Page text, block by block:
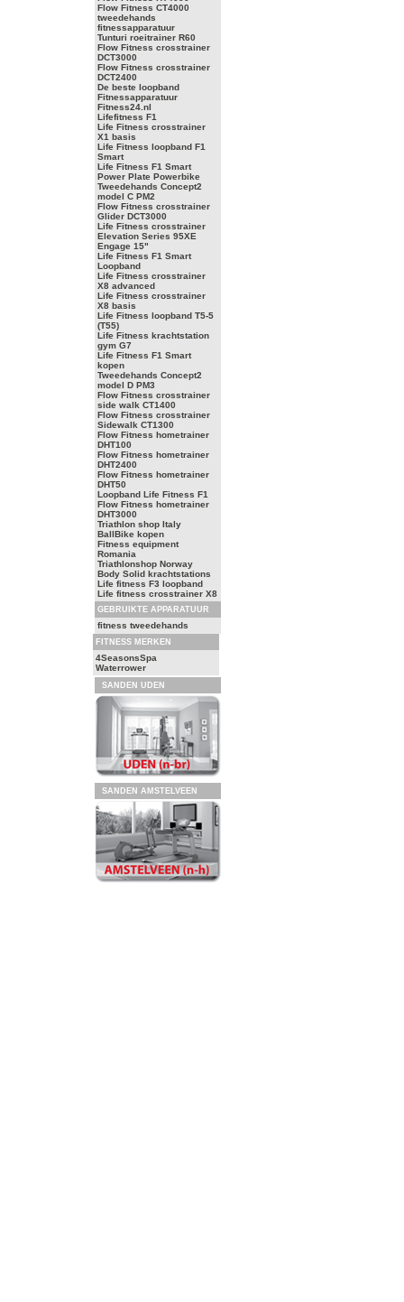
Flow Fitness CT4000
tweedehands
fitnessapparatuur
Tunturi roeitrainer R60
Flow Fitness crosstrainer
DCT3000
Flow Fitness crosstrainer
DCT2400
De beste loopband
Fitnessapparatuur
Fitness24.nl
Lifefitness F1
Life Fitness crosstrainer
X1 basis
Life Fitness loopband F1
Smart
Life Fitness F1 Smart
Power Plate Powerbike
Tweedehands Concept2
model C PM2
Flow Fitness crosstrainer
Glider DCT3000
Life Fitness crosstrainer
Elevation Series 95XE
Engage 15"
Life Fitness F1 Smart
Loopband
Life Fitness crosstrainer
X8 advanced
Life Fitness crosstrainer
X8 basis
Life Fitness loopband T5-5
(T55)
Life Fitness krachtstation
gym G7
Life Fitness F1 Smart
kopen
Tweedehands Concept2
model D PM3
Flow Fitness crosstrainer
side walk CT1400
Flow Fitness crosstrainer
Sidewalk CT1300
Flow Fitness hometrainer
DHT100
Flow Fitness hometrainer
DHT2400
Flow Fitness hometrainer
DHT50
Loopband Life Fitness F1
Flow Fitness hometrainer
DHT3000
Triathlon shop Italy
BallBike kopen
Fitness equipment
Romania
Triathlonshop Norway
Body Solid krachtstations
Life fitness F3 loopband
Life fitness crosstrainer X8
GEBRUIKTE APPARATUUR
fitness tweedehands
FITNESS MERKEN
4SeasonsSpa
Waterrower
SANDEN UDEN
SANDEN AMSTELVEEN